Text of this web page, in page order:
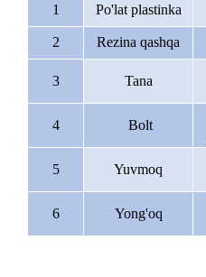
1 Po'lat plastinka
2 Rezina qashqa
3 Tana
4 Bolt
5 Yuvmoq
6 Yong'oq